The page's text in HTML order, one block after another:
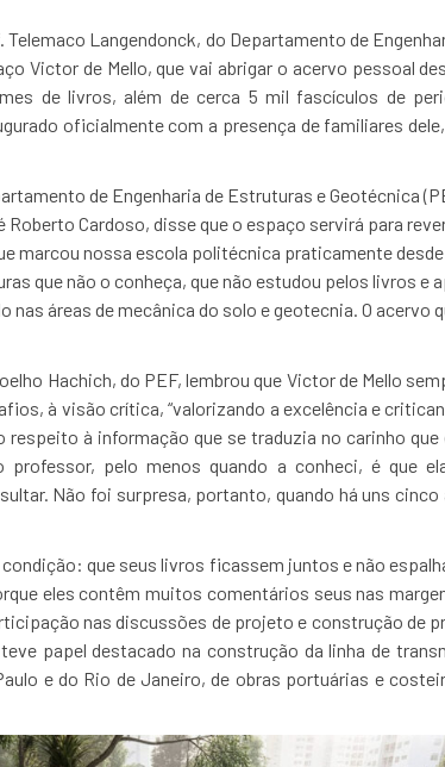
Langendonck, do Departamento de
Victor de Mello, que vai abrigar o acervo pessoal
de livros, além de cerca 5 mil fascículos de
oficialmente com a presença de familiares
de Engenharia de Estruturas e Geotécnica
Cardoso, disse que o espaço servirá para
marcou nossa escola politécnica praticamente desde
que não o conheça, que não estudou pelos livros e
nas áreas de mecânica do solo e geotecnia. O acervo
Hachich, do PEF, lembrou que Victor de Mello
à visão crítica, “valorizando a excelência e
respeito à informação que se traduzia no carinho
professor, pelo menos quando a conheci, é que
Não foi surpresa, portanto, quando há uns
que seus livros ficassem juntos e não
eles contêm muitos comentários seus nas
nas discussões de projeto e construção de
papel destacado na construção da linha de
e do Rio de Janeiro, de obras portuárias e